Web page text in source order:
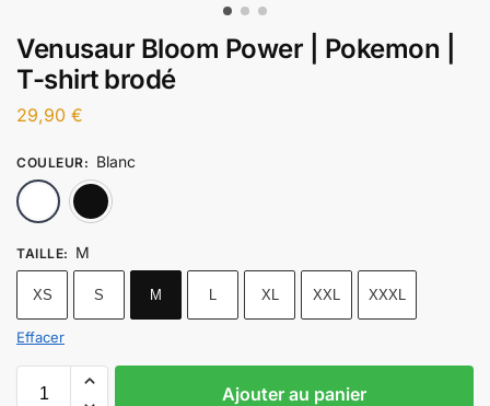
Venusaur Bloom Power | Pokemon |
T-shirt brodé
29,90 €
COULEUR: Blanc
TAILLE: M
XS S M L XL XXL XXXL
Effacer
Ajouter au panier